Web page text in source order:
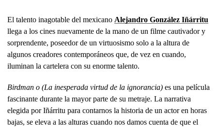
El talento inagotable del mexicano Alejandro González Iñárritu
llega a los cines nuevamente de la mano de un filme cautivador y
sorprendente, poseedor de un virtuosismo solo a la altura de
algunos creadores contemporáneos que, de vez en cuando,
iluminan la cartelera con su enorme talento.
Birdman o (La inesperada virtud de la ignorancia) es una película
fascinante durante la mayor parte de su metraje. La narrativa
elegida por Iñárritu para contarnos la historia de un actor en horas
bajas, se eleva a las alturas cuando nos damos cuenta de que el